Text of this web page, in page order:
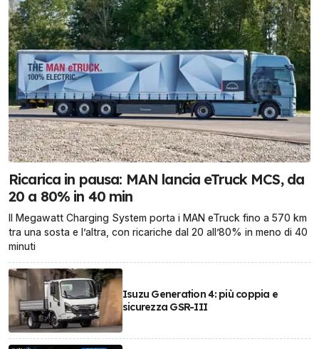
Ricarica in pausa: MAN lancia eTruck MCS, da
20 a 80% in 40 min
Il Megawatt Charging System porta i MAN eTruck fino a 570 km
tra una sosta e l’altra, con ricariche dal 20 all’80% in meno di 40
minuti
Isuzu Generation 4: più coppia e
sicurezza GSR-III